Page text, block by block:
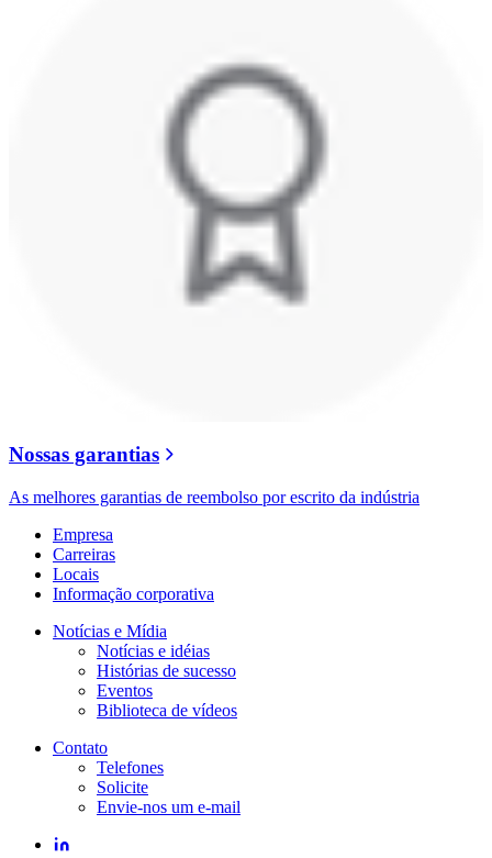
Nossas garantias
As melhores garantias de reembolso por escrito da indústria
Empresa
Carreiras
Locais
Informação corporativa
Notícias e Mídia
Notícias e idéias
Histórias de sucesso
Eventos
Biblioteca de vídeos
Contato
Telefones
Solicite
Envie-nos um e-mail